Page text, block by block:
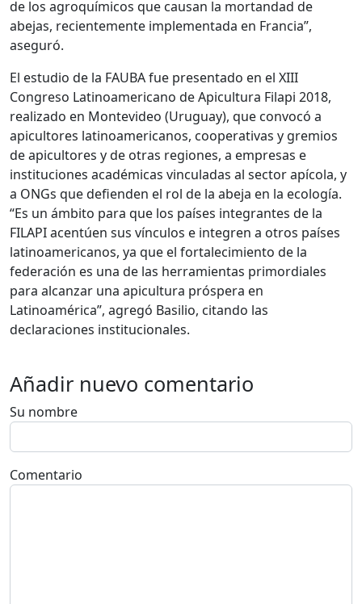
de los agroquímicos que causan la mortandad de
abejas, recientemente implementada en Francia”,
aseguró.
El estudio de la FAUBA fue presentado en el XIII
Congreso Latinoamericano de Apicultura Filapi 2018,
realizado en Montevideo (Uruguay), que convocó a
apicultores latinoamericanos, cooperativas y gremios
de apicultores y de otras regiones, a empresas e
instituciones académicas vinculadas al sector apícola, y
a ONGs que defienden el rol de la abeja en la ecología.
“Es un ámbito para que los países integrantes de la
FILAPI acentúen sus vínculos e integren a otros países
latinoamericanos, ya que el fortalecimiento de la
federación es una de las herramientas primordiales
para alcanzar una apicultura próspera en
Latinoamérica”, agregó Basilio, citando las
declaraciones institucionales.
Añadir nuevo comentario
Su nombre
Comentario